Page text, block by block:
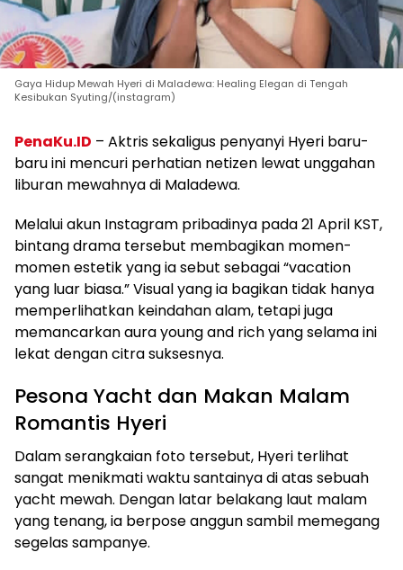
Gaya Hidup Mewah Hyeri di Maladewa: Healing Elegan di Tengah
Kesibukan Syuting/(instagram)
PenaKu.ID – Aktris sekaligus penyanyi Hyeri baru-
baru ini mencuri perhatian netizen lewat unggahan
liburan mewahnya di Maladewa.
Melalui akun Instagram pribadinya pada 21 April KST,
bintang drama tersebut membagikan momen-
momen estetik yang ia sebut sebagai “vacation
yang luar biasa.” Visual yang ia bagikan tidak hanya
memperlihatkan keindahan alam, tetapi juga
memancarkan aura young and rich yang selama ini
lekat dengan citra suksesnya.
Pesona Yacht dan Makan Malam
Romantis Hyeri
Dalam serangkaian foto tersebut, Hyeri terlihat
sangat menikmati waktu santainya di atas sebuah
yacht mewah. Dengan latar belakang laut malam
yang tenang, ia berpose anggun sambil memegang
segelas sampanye.